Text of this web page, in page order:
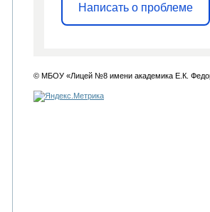
Написать о проблеме
© МБОУ «Лицей №8 имени академика Е.К.